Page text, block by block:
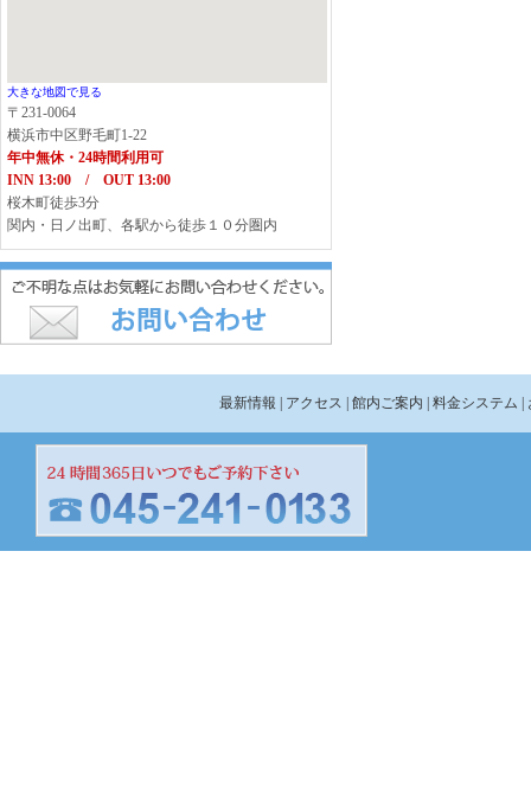
大きな地図で見る
〒231-0064
横浜市中区野毛町1-22
年中無休・24時間利用可
INN 13:00 / OUT 13:00
桜木町徒歩3分
関内・日ノ出町、各駅から徒歩１０分圏内
最新情報 | アクセス | 館内ご案内 | 料金システム